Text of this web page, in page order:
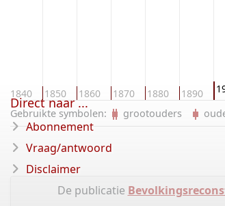
1840 1850 1860 1870 1880 1890
Gebruikte symbolen: grootouders
De publicatie
Direct naar ...
Abonnement
Vraag/antwoord
Disclaimer